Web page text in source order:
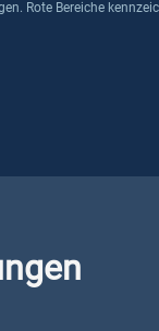
Rote Bereiche